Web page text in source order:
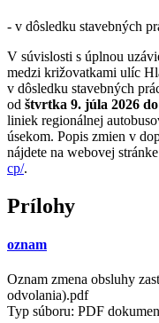
- v dôsledku stavebných
V súvislosti s úplnou
medzi križovatkami ulíc
v dôsledku stavebných
od štvrtka 9. júla 2026
liniek regionálnej
úsekom. Popis zmien v
nájdete na webovej stránke
cp/.
Prílohy
oznam
Oznam zmena obsluhy
odvolania).pdf
Typ súboru: PDF